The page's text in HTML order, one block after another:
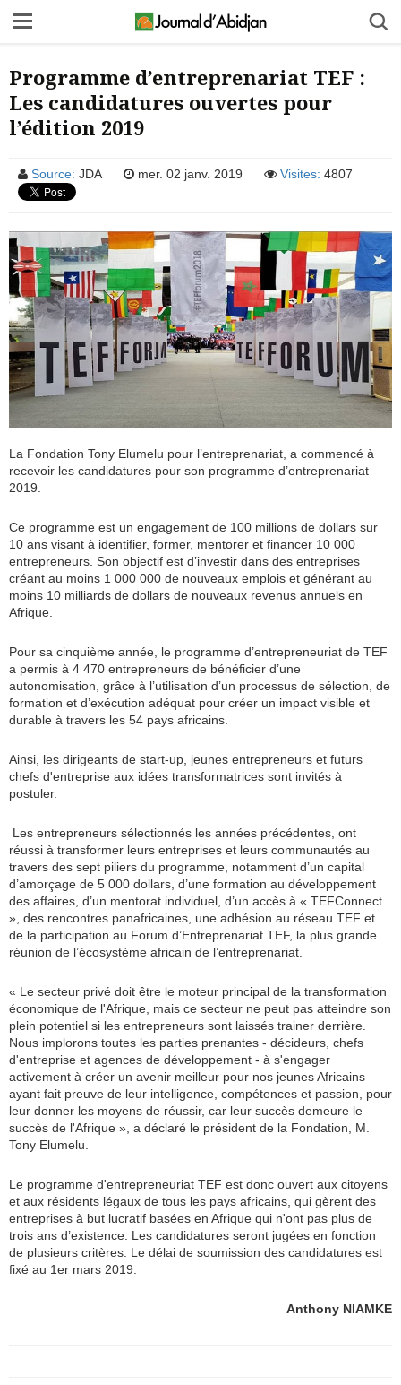
Programme d’entreprenariat TEF :
Les candidatures ouvertes pour
l’édition 2019
Source: JDA mer. 02 janv. 2019 Visites: 4807
La Fondation Tony Elumelu pour l’entreprenariat, a commencé à
recevoir les candidatures pour son programme d’entreprenariat
2019.
Ce programme est un engagement de 100 millions de dollars sur
10 ans visant à identifier, former, mentorer et financer 10 000
entrepreneurs. Son objectif est d’investir dans des entreprises
créant au moins 1 000 000 de nouveaux emplois et générant au
moins 10 milliards de dollars de nouveaux revenus annuels en
Afrique.
Pour sa cinquième année, le programme d’entrepreneuriat de TEF
a permis à 4 470 entrepreneurs de bénéficier d’une
autonomisation, grâce à l’utilisation d’un processus de sélection, de
formation et d’exécution adéquat pour créer un impact visible et
durable à travers les 54 pays africains.
Ainsi, les dirigeants de start-up, jeunes entrepreneurs et futurs
chefs d'entreprise aux idées transformatrices sont invités à
postuler.
Les entrepreneurs sélectionnés les années précédentes, ont
réussi à transformer leurs entreprises et leurs communautés au
travers des sept piliers du programme, notamment d’un capital
d’amorçage de 5 000 dollars, d’une formation au développement
des affaires, d’un mentorat individuel, d’un accès à « TEFConnect
», des rencontres panafricaines, une adhésion au réseau TEF et
de la participation au Forum d’Entreprenariat TEF, la plus grande
réunion de l’écosystème africain de l’entreprenariat.
« Le secteur privé doit être le moteur principal de la transformation
économique de l'Afrique, mais ce secteur ne peut pas atteindre son
plein potentiel si les entrepreneurs sont laissés trainer derrière.
Nous implorons toutes les parties prenantes - décideurs, chefs
d'entreprise et agences de développement - à s'engager
activement à créer un avenir meilleur pour nos jeunes Africains
ayant fait preuve de leur intelligence, compétences et passion, pour
leur donner les moyens de réussir, car leur succès demeure le
succès de l'Afrique », a déclaré le président de la Fondation, M.
Tony Elumelu.
Le programme d'entrepreneuriat TEF est donc ouvert aux citoyens
et aux résidents légaux de tous les pays africains, qui gèrent des
entreprises à but lucratif basées en Afrique qui n'ont pas plus de
trois ans d’existence. Les candidatures seront jugées en fonction
de plusieurs critères. Le délai de soumission des candidatures est
fixé au 1er mars 2019.
Anthony NIAMKE